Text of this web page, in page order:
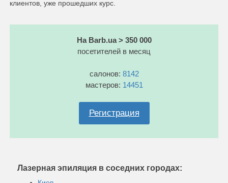
клиентов, уже прошедших курс.
На Barb.ua > 350 000
посетителей в месяц
салонов: 8142
мастеров: 14451
Регистрация
Лазерная эпиляция в соседних городах: